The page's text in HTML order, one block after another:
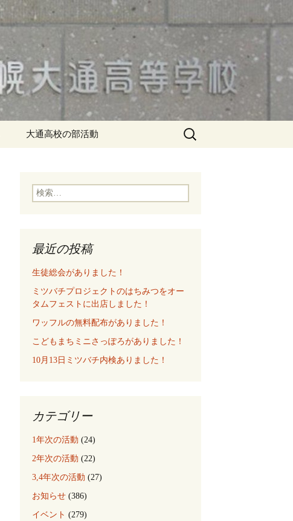
大通高校の部活動
検
索:
検
索:
最近の投稿
生徒総会がありました！
ミツバチプロジェクトのはちみつをオー
タムフェストに出店しました！
ワッフルの無料配布がありました！
こどもまちミニさっぽろがありました！
10月13日ミツバチ内検ありました！
カテゴリー
1年次の活動 (24)
2年次の活動 (22)
3,4年次の活動 (27)
お知らせ (386)
イベント (279)